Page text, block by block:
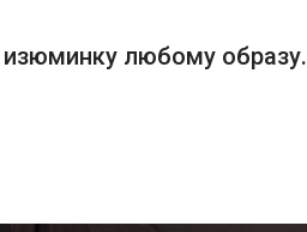
любому образу.